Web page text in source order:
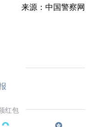
来源：中国警察网
红包